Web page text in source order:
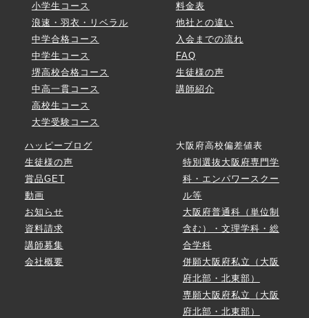
小学生コース
浪速・羽衣・リベラル
中学合格コース
中学生コース
堺高校合格コース
中高一貫コース
高校生コース
大学受験コース
料金表
他社との違い
入会までの流れ
FAQ
生徒様の声
講師紹介
ハッピーブログ
生徒様の声
賞品GET
動画
お知らせ
資料請求
講師募集
会社概要
大阪府高校偏差値表
特別選抜大阪府専門学
科・エンパワースクー
ル等
大阪府普通科（単位制
含む）・文理学科・総
合学科
併願大阪府私立（大阪
府北部・北東部）
専願大阪府私立（大阪
府北部・北東部）